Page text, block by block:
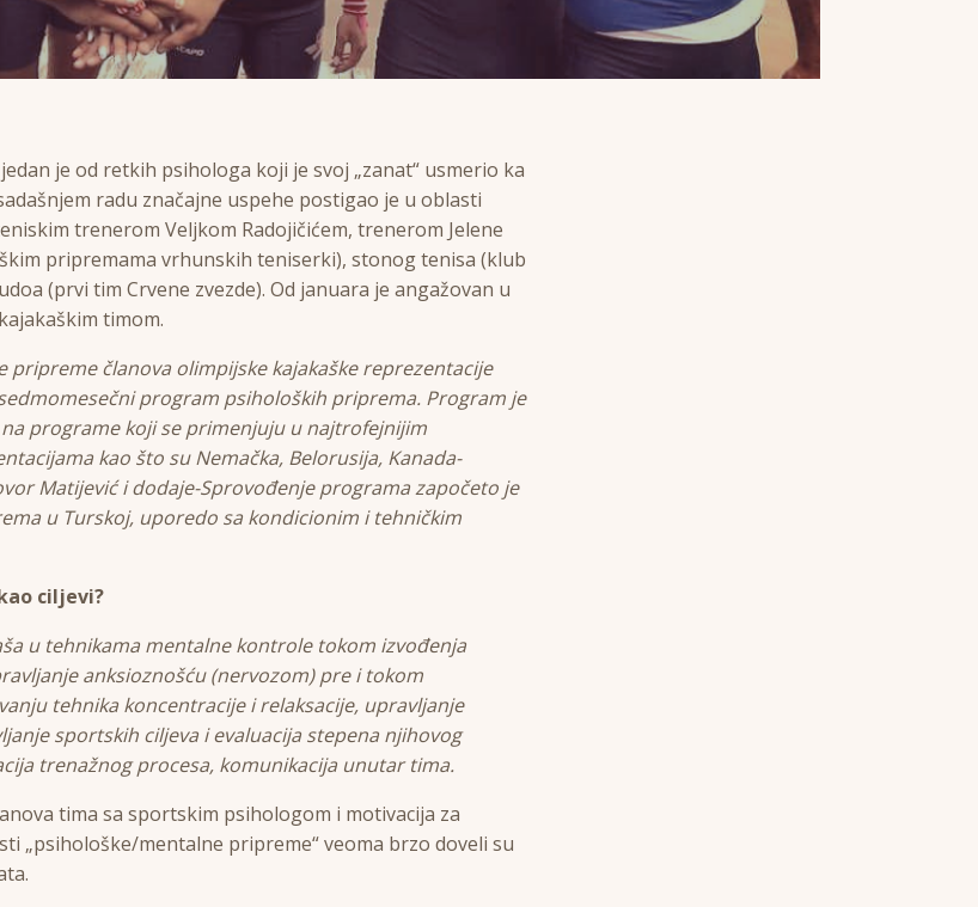
jedan je od retkih psihologa koji je svoj „zanat“ usmerio ka
radu značajne uspehe postigao je u oblasti
trenerom Veljkom Radojičićem, trenerom Jelene
pripremama vrhunskih teniserki), stonog tenisa (klub
(prvi tim Crvene zvezde). Od januara je angažovan u
timom.
pripreme članova olimpijske kajakaške reprezentacije
program psiholoških priprema. Program je
programe koji se primenjuju u najtrofejnijim
kao što su Nemačka, Belorusija, Kanada-
Matijević i dodaje-Sprovođenje programa započeto je
u Turskoj, uporedo sa kondicionim i tehničkim
ciljevi?
u tehnikama mentalne kontrole tokom izvođenja
anksioznošću (nervozom) pre i tokom
tehnika koncentracije i relaksacije, upravljanje
sportskih ciljeva i evaluacija stepena njihovog
trenažnog procesa, komunikacija unutar tima.
tima sa sportskim psihologom i motivacija za
„psihološke/mentalne pripreme“ veoma brzo doveli su